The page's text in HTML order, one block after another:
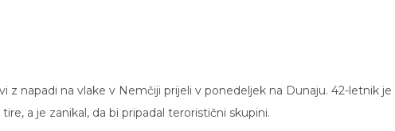
z napadi na vlake v Nemčiji prijeli v ponedeljek na Dunaju. 42-letnik je
a je zanikal, da bi pripadal teroristični skupini.